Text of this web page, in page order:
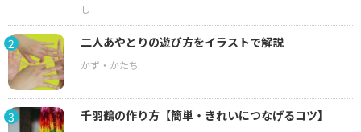
2 二人あやとりの遊び方をイラストで解説
3 千羽鶴の作り方【簡単・きれいにつなげるコツ】